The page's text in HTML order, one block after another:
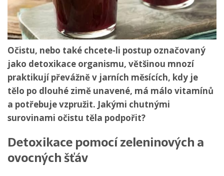
Očistu, nebo také chcete-li postup označovaný
jako detoxikace organismu, většinou mnozí
praktikují převážně v jarních měsících, kdy je
tělo po dlouhé zimě unavené, má málo vitamínů
a potřebuje vzpružit. Jakými chutnými
surovinami očistu těla podpořit?
Detoxikace pomocí zeleninových a
ovocných šťáv